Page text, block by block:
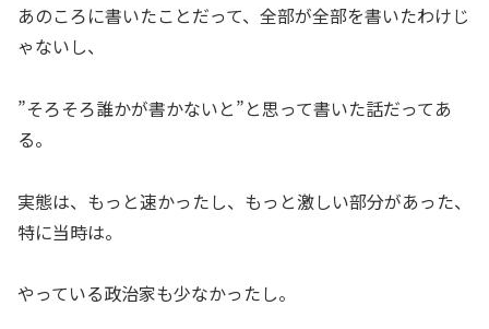
あのころに書いたことだって、全部が全部を書いたわけじ
ゃないし、
”そろそろ誰かが書かないと”と思って書いた話だってあ
る。
実態は、もっと速かったし、もっと激しい部分があった、
特に当時は。
やっている政治家も少なかったし。